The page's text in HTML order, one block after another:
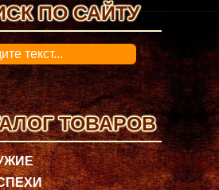
ПО САЙТУ
ТОВАРОВ